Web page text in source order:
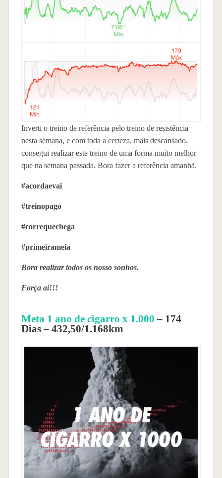
Inverti o treino de referência pelo treino de resistência
nesta semana, e com toda a certeza, mais descansado,
consegui realizar este treino de uma forma muito melhor
que na semana passada. Bora fazer a referência amanhã.
#acordaevai
#treinopago
#correquechega
#primeirameia
Bora realizar todos os nosso sonhos.
Força aí!!!
Meta 1 ano de cigarro x 1.000 – 174
Dias – 432,50/1.168km